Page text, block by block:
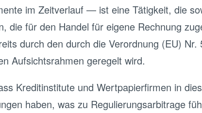
im Zeitverlauf — ist eine Tätigkeit, die
die für den Handel für eigene Rechnung
durch den durch die Verordnung (EU) Nr.
Aufsichtsrahmen geregelt wird.
Kreditinstitute und Wertpapierfirmen in
haben, was zu Regulierungsarbitrage